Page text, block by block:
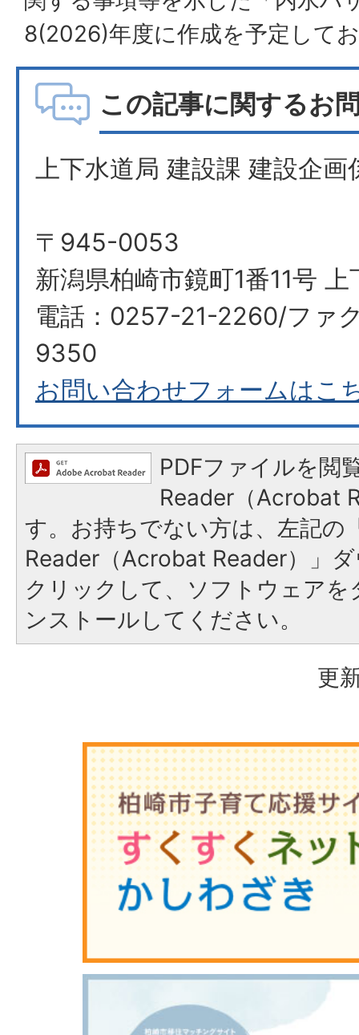
8(2026)年度に作成を予定して
この記事に関するお
上下水道局 建設課 建設企画
〒945-0053
新潟県柏崎市鏡町1番11号
電話：0257-21-2260/ファ
9350
お問い合わせフォームはこ
PDFファイルを閲
Reader（Acrobat
す。お持ちでない方は、左記の
Reader（Acrobat Reader）」
クリックして、ソフトウェア
ンストールしてください。
更